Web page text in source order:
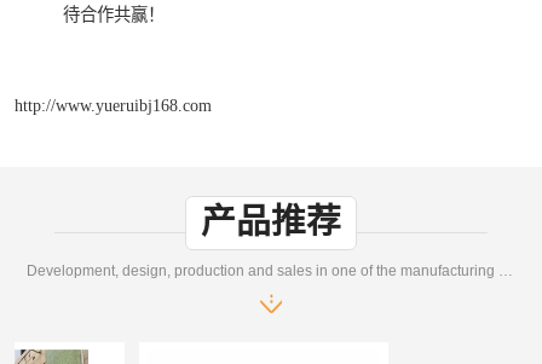
待合作共赢！
http://www.yueruibj168.com
产品推荐